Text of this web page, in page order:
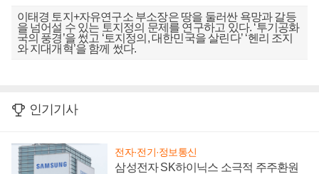
이태경 토지+자유연구소 부소장은 땅을 둘러싼 욕망과 갈등
을 넘어설 수 있는 토지정의 문제를 연구하고 있다. ‘투기공화
국의 풍경’을 썼고 ‘토지정의, 대한민국을 살린다’ ‘헨리 조지
와 지대개혁’을 함께 썼다.
인기기사
전자·전기·정보통신
삼성전자 SK하이닉스 소극적 주주환원